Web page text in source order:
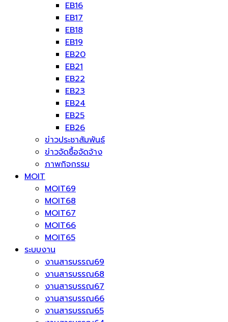
EB16
EB17
EB18
EB19
EB20
EB21
EB22
EB23
EB24
EB25
EB26
ข่าวประชาสัมพันธ์
ข่าวจัดซื้อจัดจ้าง
ภาพกิจกรรม
MOIT
MOIT69
MOIT68
MOIT67
MOIT66
MOIT65
ระบบงาน
งานสารบรรณ69
งานสารบรรณ68
งานสารบรรณ67
งานสารบรรณ66
งานสารบรรณ65